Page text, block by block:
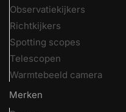
Observatiekijkers
Richtkijkers
Spotting scopes
Telescopen
Warmtebeeld camera
Merken